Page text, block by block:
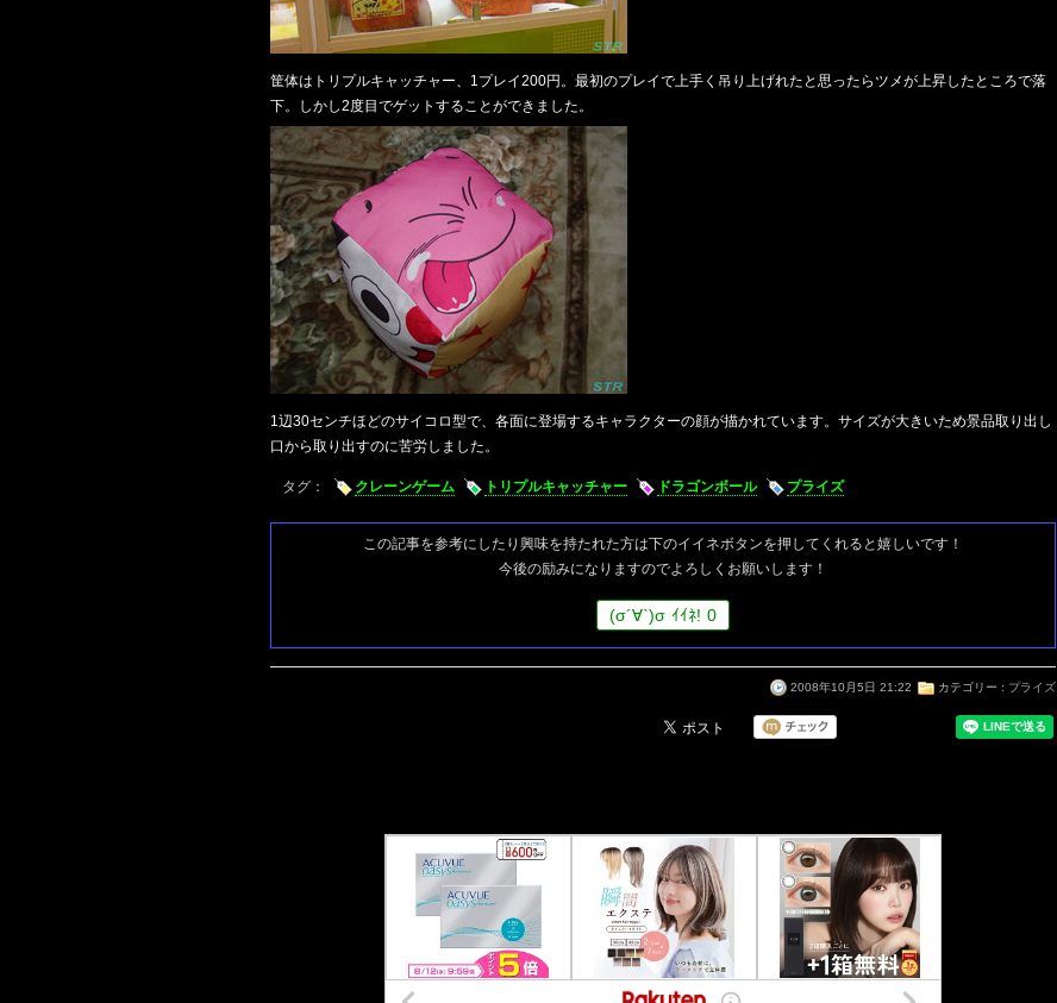
筐体はトリプルキャッチャー、1プレイ200円。最初のプレイで上手く吊り上げれたと思ったらツメが上昇したところで落
下。しかし2度目でゲットすることができました。
1辺30センチほどのサイコロ型で、各面に登場するキャラクターの顔が描かれています。サイズが大きいため景品取り出し
口から取り出すのに苦労しました。
タグ： クレーンゲーム トリプルキャッチャー ドラゴンボール プライズ
この記事を参考にしたり興味を持たれた方は下のイイネボタンを押してくれると嬉しいです！
今後の励みになりますのでよろしくお願いします！
(σ´∀`)σ ｲｲﾈ! 0
2008年10月5日 21:22 カテゴリー : プライズ